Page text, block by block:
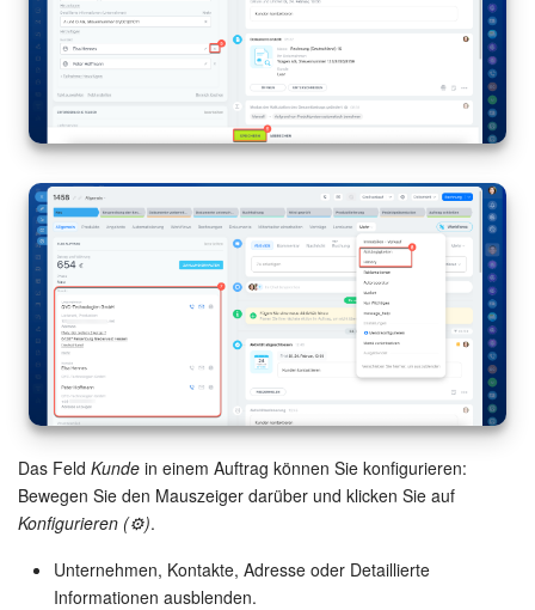
Das Feld Kunde in einem Auftrag können Sie konfigurieren:
Bewegen Sie den Mauszeiger darüber und klicken Sie auf
Konfigurieren (⚙️).
Unternehmen, Kontakte, Adresse oder Detaillierte
Informationen ausblenden.